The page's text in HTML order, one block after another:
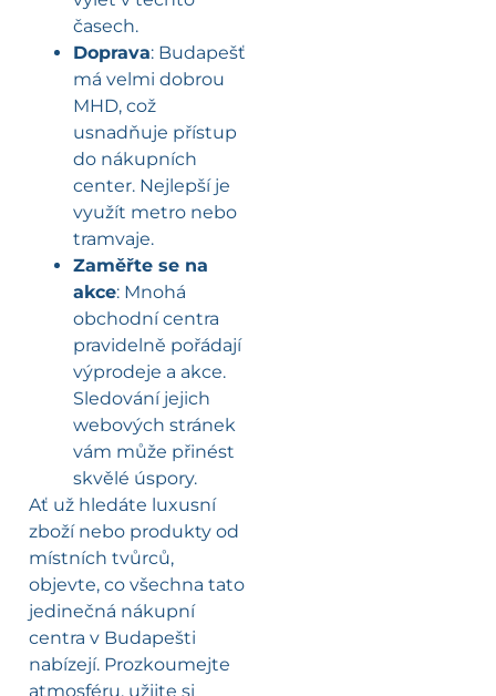
časech.
Doprava: Budapešť
má velmi dobrou
MHD, což
usnadňuje přístup
do nákupních
center. Nejlepší je
využít metro nebo
tramvaje.
Zaměřte se na
akce: Mnohá
obchodní centra
pravidelně pořádají
výprodeje a akce.
Sledování jejich
webových stránek
vám může přinést
skvělé úspory.
Ať už hledáte luxusní
zboží nebo produkty od
místních tvůrců,
objevte, co všechna tato
jedinečná nákupní
centra v Budapešti
nabízejí. Prozkoumejte
atmosféru, užijte si